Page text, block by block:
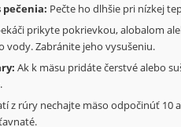
pečenia: Pečte ho dlhšie pri nízkej
prikyte pokrievkou, alobalom
vody. Zabránite jeho vysušeniu.
Ak k mäsu pridáte čerstvé alebo
z rúry nechajte mäso odpočinúť 10